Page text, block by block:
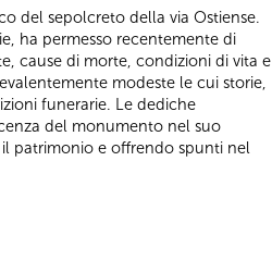
del sepolcreto della via Ostiense.
ha permesso recentemente di
cause di morte, condizioni di vita e
modeste le cui storie,
funerarie. Le dediche
del monumento nel suo
patrimonio e offrendo spunti nel